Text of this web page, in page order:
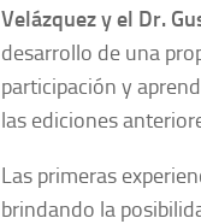
Velázquez y el Dr.
desarrollo de una
participación y
las ediciones
Las primeras
brindando la